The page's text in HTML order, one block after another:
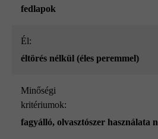
fedlapok
él:
éltörés nélkül (éles peremmel)
Minőségi
kritériumok:
fagyálló, olvasztószer használata